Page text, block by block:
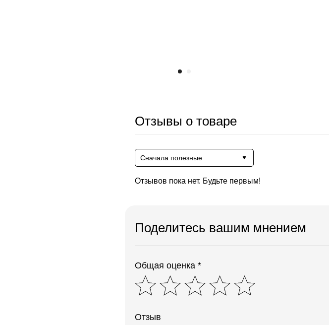
Отзывы о товаре
Сначала полезные
Отзывов пока нет. Будьте первым!
Поделитесь вашим мнением
Общая оценка *
Отзыв